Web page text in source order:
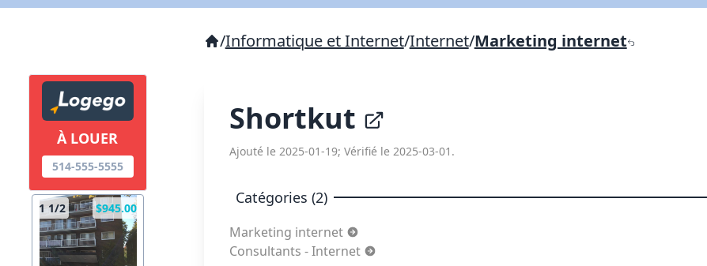
À LOUER
514-555-5555
1 1/2 $945.00
/Informatique et Internet/Internet/Marketing internet
Shortkut
Ajouté le 2025-01-19; Vérifié le 2025-03-01.
Catégories (2)
Marketing internet
Consultants - Internet
X Fermer